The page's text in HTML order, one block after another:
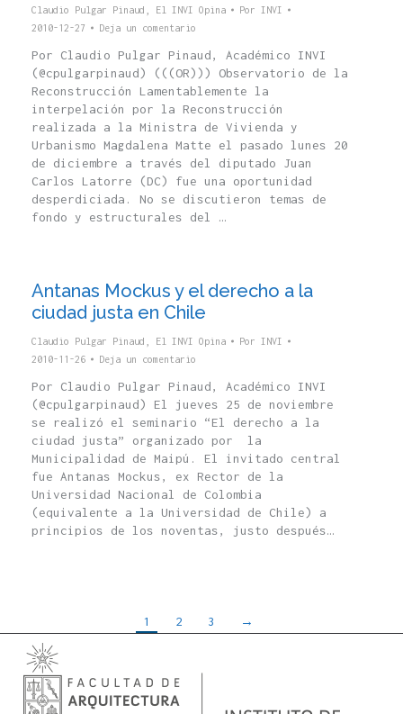
Claudio Pulgar Pinaud El INVI Opina Por INVI
2010-12-27
Deja un comentario
Por Claudio Pulgar Pinaud, Académico INVI
(@cpulgarpinaud) (((OR))) Observatorio de la
Reconstrucción Lamentablemente la
interpelación por la Reconstrucción
realizada a la Ministra de Vivienda y
Urbanismo Magdalena Matte el pasado lunes 20
de diciembre a través del diputado Juan
Carlos Latorre (DC) fue una oportunidad
desperdiciada. No se discutieron temas de
fondo y estructurales del …
Antanas Mockus y el derecho a la
ciudad justa en Chile
Claudio Pulgar Pinaud El INVI Opina Por INVI
2010-11-26
Deja un comentario
Por Claudio Pulgar Pinaud, Académico INVI
(@cpulgarpinaud) El jueves 25 de noviembre
se realizó el seminario “El derecho a la
ciudad justa” organizado por la
Municipalidad de Maipú. El invitado central
fue Antanas Mockus, ex Rector de la
Universidad Nacional de Colombia
(equivalente a la Universidad de Chile) a
principios de los noventas, justo después…
1 2 3 →